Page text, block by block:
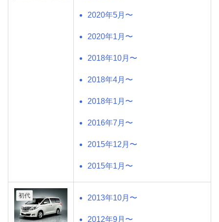
2020年5月〜
2020年1月〜
2018年10月〜
2018年4月〜
2018年1月〜
2016年7月〜
2015年12月〜
2015年1月〜
初代 2013年10月〜
2012年9月〜